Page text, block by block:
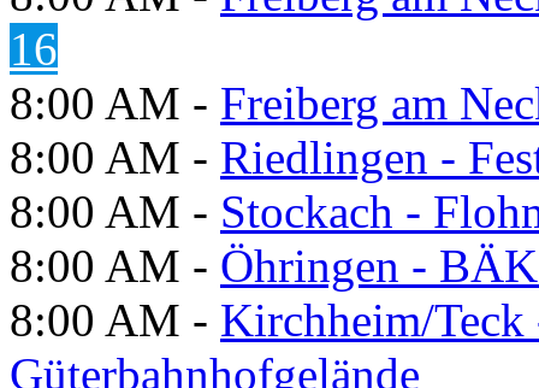
16
8:00 AM - Freiberg am
8:00 AM - Riedlingen -
8:00 AM - Stockach -
8:00 AM - Öhringen -
8:00 AM - Kirchheim/Teck
Güterbahnhofgelände